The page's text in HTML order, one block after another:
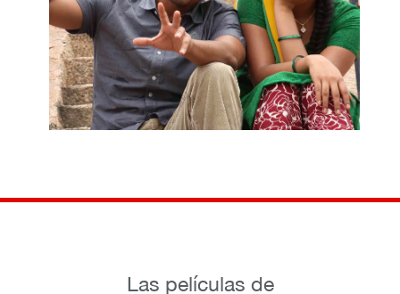
Las películas de